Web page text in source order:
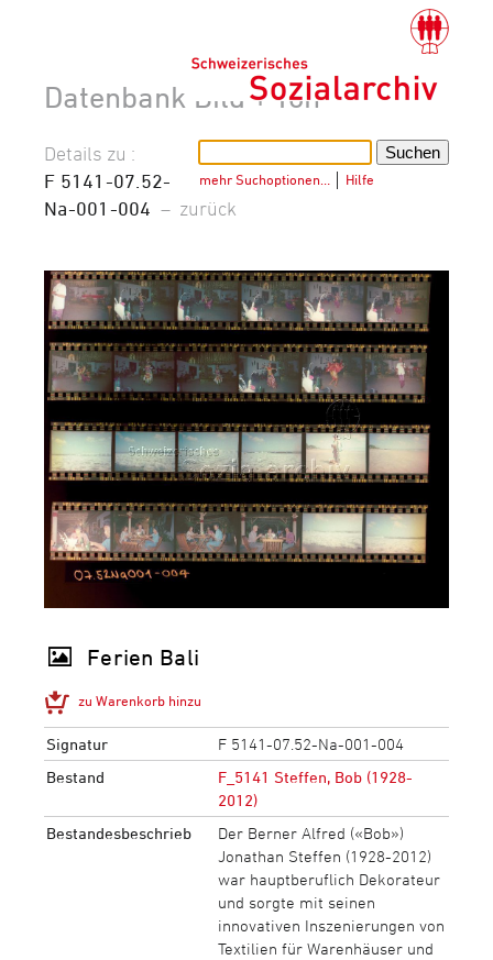
Datenbank Bild + Ton
mehr Suchoptionen… Hilfe
Details zu :
F 5141-07.52-
Na-001-004 – zurück
Ferien Bali
zu Warenkorb hinzu
Signatur
F 5141-07.52-Na-001-004
Bestand
F_5141 Steffen, Bob (1928-
2012)
Bestandesbeschrieb
Der Berner Alfred («Bob»)
Jonathan Steffen (1928-2012)
war hauptberuflich Dekorateur
und sorgte mit seinen
innovativen Inszenierungen von
Textilien für Warenhäuser und